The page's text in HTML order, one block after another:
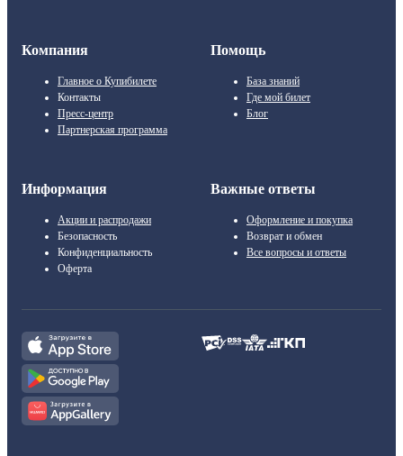
Компания
Главное о Купибилете
Контакты
Пресс-центр
Партнерская программа
Помощь
База знаний
Где мой билет
Блог
Информация
Акции и распродажи
Безопасность
Конфиденциальность
Оферта
Важные ответы
Оформление и покупка
Возврат и обмен
Все вопросы и ответы